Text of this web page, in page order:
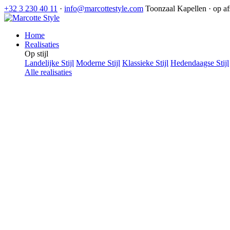
+32 3 230 40 11 · info@marcottestyle.com Toonzaal Kapellen · op
Home
Realisaties
Op stijl
Landelijke Stijl Moderne Stijl Klassieke Stijl Hedendaagse Stijl
Alle realisaties